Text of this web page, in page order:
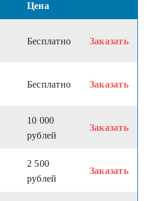
Цена
Бесплатно Заказать
Бесплатно Заказать
10 000
рублей
Заказать
2 500
рублей
Заказать